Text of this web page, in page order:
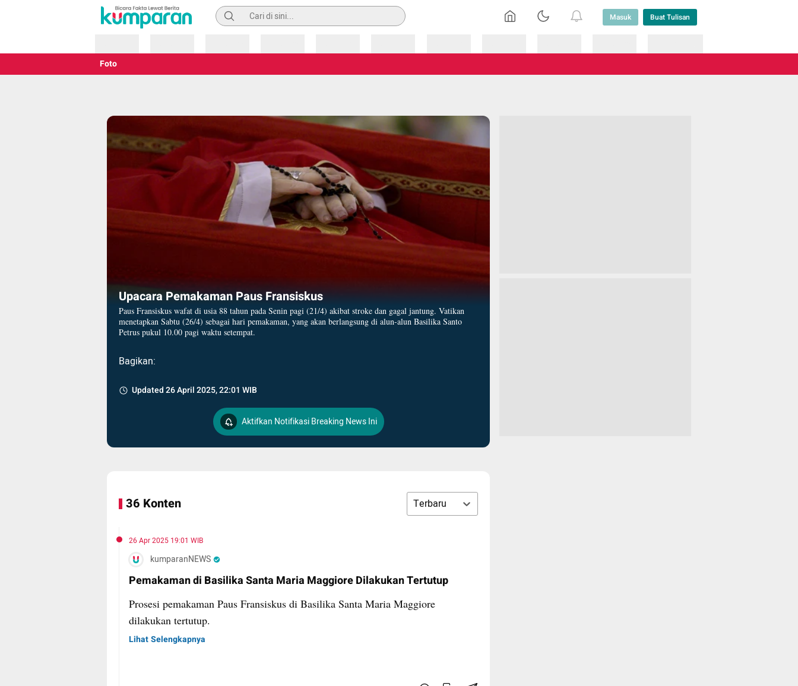
Pencarian Masuk Buat Tulisan
Foto
Upacara Pemakaman Paus Fransiskus
Paus Fransiskus wafat di usia 88 tahun pada Senin pagi (21/4) akibat stroke dan gagal jantung. Vatikan
menetapkan Sabtu (26/4) sebagai hari pemakaman, yang akan berlangsung di alun-alun Basilika Santo
Petrus pukul 10.00 pagi waktu setempat.
Bagikan:
Updated 26 April 2025, 22:01 WIB
Aktifkan Notifikasi Breaking News Ini
36 Konten Terbaru
26 Apr 2025 19:01 WIB
kumparanNEWS
Pemakaman di Basilika Santa Maria Maggiore Dilakukan Tertutup
Prosesi pemakaman Paus Fransiskus di Basilika Santa Maria Maggiore
dilakukan tertutup.
Lihat Selengkapnya